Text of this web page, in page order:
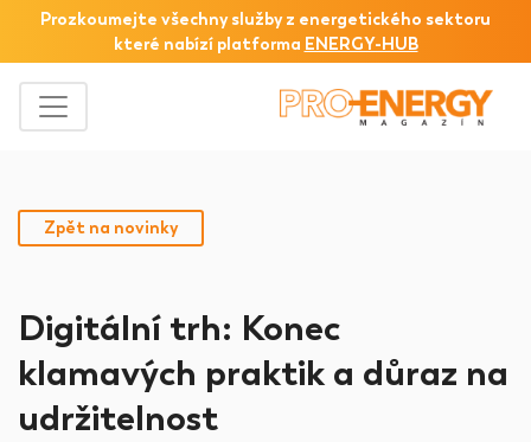
Prozkoumejte všechny služby z energetického sektoru
které nabízí platforma ENERGY-HUB
Zpět na novinky
Digitální trh: Konec
klamavých praktik a důraz na
udržitelnost